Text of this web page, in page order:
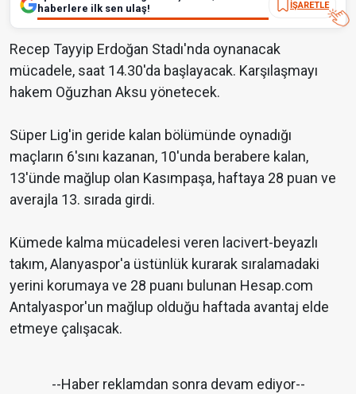
haberlere ilk sen ulaş!
İŞARETLE
Recep Tayyip Erdoğan Stadı'nda oynanacak
mücadele, saat 14.30'da başlayacak. Karşılaşmayı
hakem Oğuzhan Aksu yönetecek.
Süper Lig'in geride kalan bölümünde oynadığı
maçların 6'sını kazanan, 10'unda berabere kalan,
13'ünde mağlup olan Kasımpaşa, haftaya 28 puan ve
averajla 13. sırada girdi.
Kümede kalma mücadelesi veren lacivert-beyazlı
takım, Alanyaspor'a üstünlük kurarak sıralamadaki
yerini korumaya ve 28 puanı bulunan Hesap.com
Antalyaspor'un mağlup olduğu haftada avantaj elde
etmeye çalışacak.
--Haber reklamdan sonra devam ediyor--